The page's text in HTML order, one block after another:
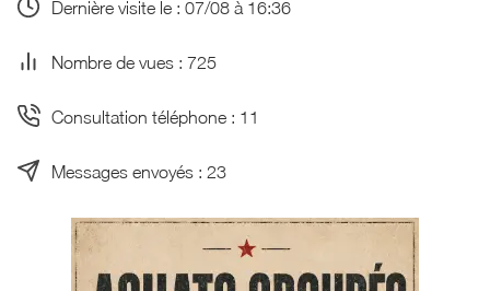
Dernière visite le : 07/08 à 16:36
Nombre de vues : 725
Consultation téléphone : 11
Messages envoyés : 23